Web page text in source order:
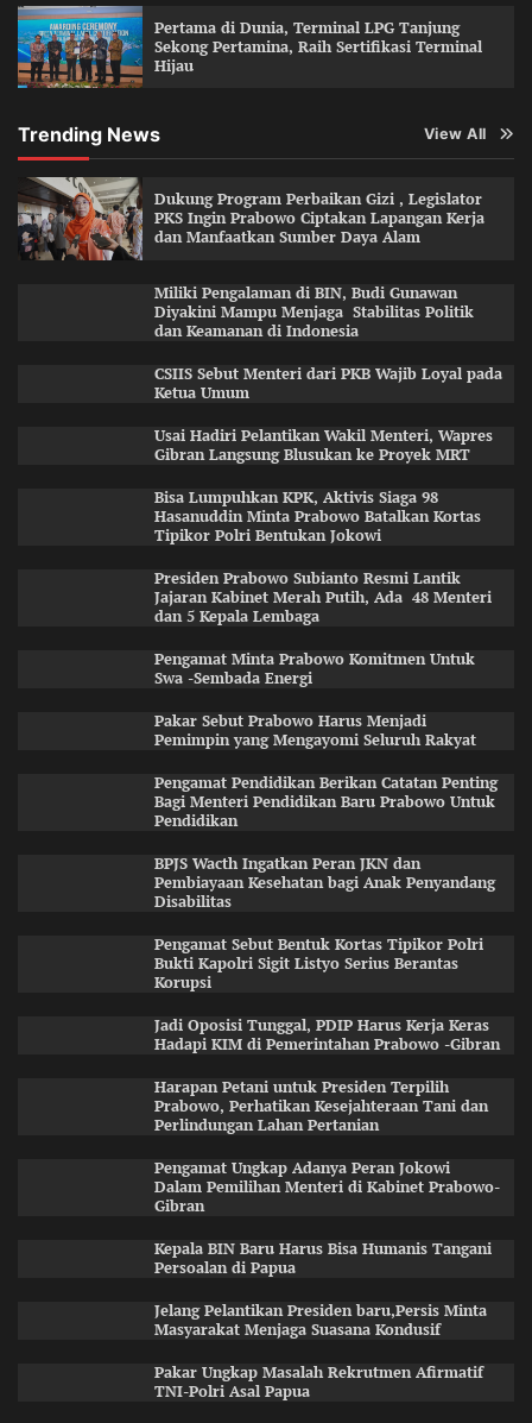
Pertama di Dunia, Terminal LPG Tanjung
Sekong Pertamina, Raih Sertifikasi Terminal
Hijau
Trending News View All
Dukung Program Perbaikan Gizi , Legislator
PKS Ingin Prabowo Ciptakan Lapangan Kerja
dan Manfaatkan Sumber Daya Alam
Miliki Pengalaman di BIN, Budi Gunawan
Diyakini Mampu Menjaga Stabilitas Politik
dan Keamanan di Indonesia
CSIIS Sebut Menteri dari PKB Wajib Loyal pada
Ketua Umum
Usai Hadiri Pelantikan Wakil Menteri, Wapres
Gibran Langsung Blusukan ke Proyek MRT
Bisa Lumpuhkan KPK, Aktivis Siaga 98
Hasanuddin Minta Prabowo Batalkan Kortas
Tipikor Polri Bentukan Jokowi
Presiden Prabowo Subianto Resmi Lantik
Jajaran Kabinet Merah Putih, Ada 48 Menteri
dan 5 Kepala Lembaga
Pengamat Minta Prabowo Komitmen Untuk
Swa -Sembada Energi
Pakar Sebut Prabowo Harus Menjadi
Pemimpin yang Mengayomi Seluruh Rakyat
Pengamat Pendidikan Berikan Catatan Penting
Bagi Menteri Pendidikan Baru Prabowo Untuk
Pendidikan
BPJS Wacth Ingatkan Peran JKN dan
Pembiayaan Kesehatan bagi Anak Penyandang
Disabilitas
Pengamat Sebut Bentuk Kortas Tipikor Polri
Bukti Kapolri Sigit Listyo Serius Berantas
Korupsi
Jadi Oposisi Tunggal, PDIP Harus Kerja Keras
Hadapi KIM di Pemerintahan Prabowo -Gibran
Harapan Petani untuk Presiden Terpilih
Prabowo, Perhatikan Kesejahteraan Tani dan
Perlindungan Lahan Pertanian
Pengamat Ungkap Adanya Peran Jokowi
Dalam Pemilihan Menteri di Kabinet Prabowo-
Gibran
Kepala BIN Baru Harus Bisa Humanis Tangani
Persoalan di Papua
Jelang Pelantikan Presiden baru,Persis Minta
Masyarakat Menjaga Suasana Kondusif
Pakar Ungkap Masalah Rekrutmen Afirmatif
TNI-Polri Asal Papua